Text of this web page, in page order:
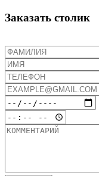
Заказать столик